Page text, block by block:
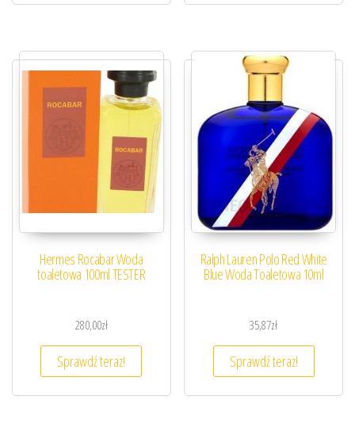
Hermes Rocabar Woda
toaletowa 100ml TESTER
280,00zł
Sprawdź teraz!
Ralph Lauren Polo Red White
Blue Woda Toaletowa 10ml
35,87zł
Sprawdź teraz!